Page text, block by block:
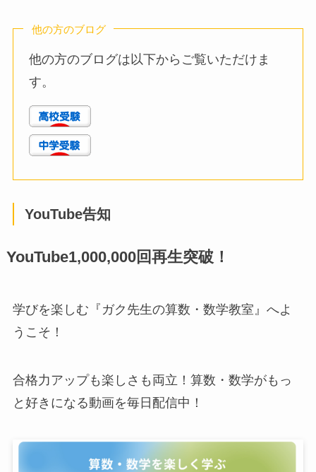
他の方のブログ
他の方のブログは以下からご覧いただけま
す。
YouTube告知
YouTube1,000,000回再生突破！
学びを楽しむ『ガク先生の算数・数学教室』へよ
うこそ！
合格力アップも楽しさも両立！算数・数学がもっ
と好きになる動画を毎日配信中！